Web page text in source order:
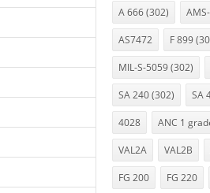
A 666 (302)
AS7472 F 899
MIL-S-5059 (302)
SA 240 (302) SA
4028 ANC 1
VAL2A VAL2B
FG 200 FG 220